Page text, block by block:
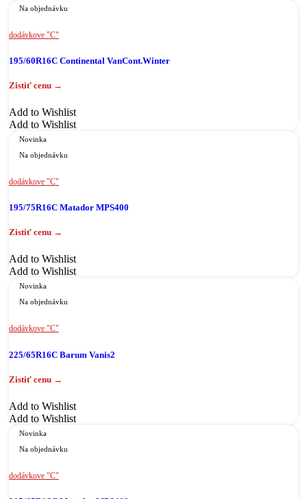
Na objednávku
dodávkove "C"
195/60R16C Continental VanCont.Winter
Add to Wishlist
Add to Wishlist
Novinka
Na objednávku
dodávkove "C"
195/75R16C Matador MPS400
Add to Wishlist
Add to Wishlist
Novinka
Na objednávku
dodávkove "C"
225/65R16C Barum Vanis2
Add to Wishlist
Add to Wishlist
Novinka
Na objednávku
dodávkove "C"